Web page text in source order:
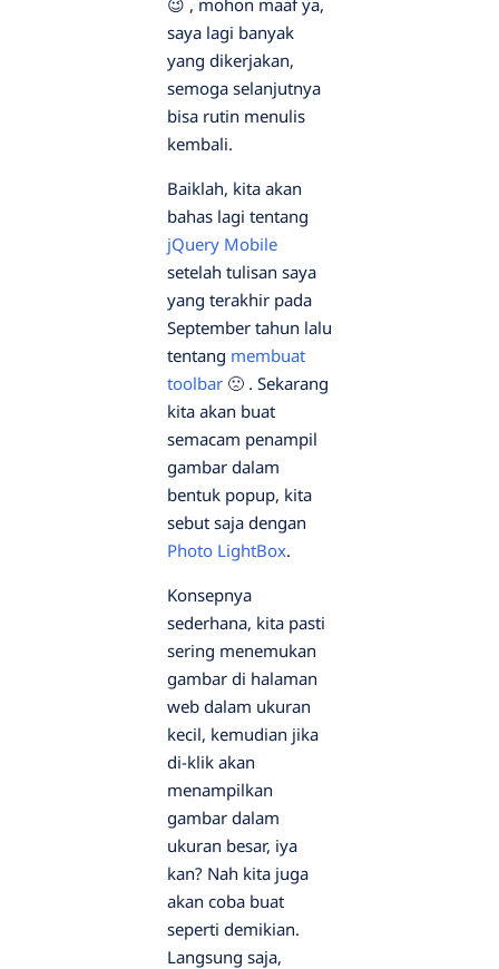
saya lagi banyak
yang dikerjakan,
semoga selanjutnya
bisa rutin menulis
kembali.
Baiklah, kita akan
bahas lagi tentang
jQuery Mobile
setelah tulisan saya
yang terakhir pada
September tahun lalu
tentang membuat
toolbar 🙁 . Sekarang
kita akan buat
semacam penampil
gambar dalam
bentuk popup, kita
sebut saja dengan
Photo LightBox.
Konsepnya
sederhana, kita pasti
sering menemukan
gambar di halaman
web dalam ukuran
kecil, kemudian jika
di-klik akan
menampilkan
gambar dalam
ukuran besar, iya
kan? Nah kita juga
akan coba buat
seperti demikian.
Langsung saja,